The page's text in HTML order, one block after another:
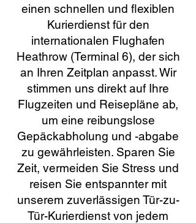
einen schnellen und flexiblen
Kurierdienst für den
internationalen Flughafen
Heathrow (Terminal 6), der sich
an Ihren Zeitplan anpasst. Wir
stimmen uns direkt auf Ihre
Flugzeiten und Reisepläne ab,
um eine reibungslose
Gepäckabholung und -abgabe
zu gewährleisten. Sparen Sie
Zeit, vermeiden Sie Stress und
reisen Sie entspannter mit
unserem zuverlässigen Tür-zu-
Tür-Kurierdienst von jedem